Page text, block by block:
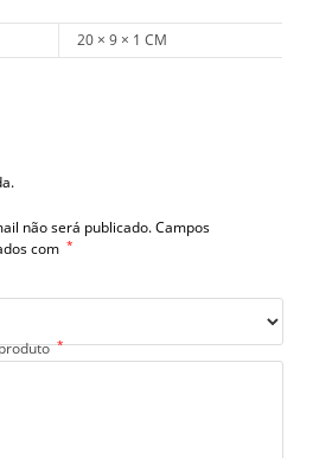
20 × 9 × 1 CM
não será publicado.Campos
com *
*